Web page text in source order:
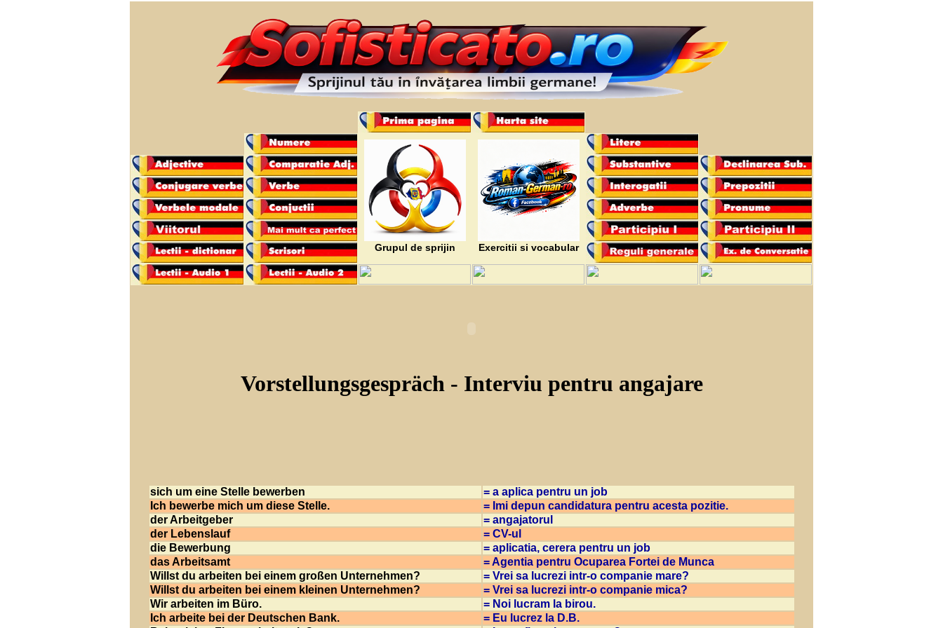
Grupul de sprijin Exercitii si vocabular
Vorstellungsgespräch - Interviu pentru angajare
sich um eine Stelle bewerben
= a aplica pentru un job
Ich bewerbe mich um diese Stelle.
= Imi depun candidatura pentru acesta pozitie.
der Arbeitgeber
= angajatorul
der Lebenslauf
= CV-ul
die Bewerbung
= aplicatia, cerera pentru un job
das Arbeitsamt
= Agentia pentru Ocuparea Fortei de Munca
Willst du arbeiten bei einem großen Unternehmen?
= Vrei sa lucrezi intr-o companie mare?
Willst du arbeiten bei einem kleinen Unternehmen?
= Vrei sa lucrezi intr-o companie mica?
Wir arbeiten im Büro.
= Noi lucram la birou.
Ich arbeite bei der Deutschen Bank.
= Eu lucrez la D.B.